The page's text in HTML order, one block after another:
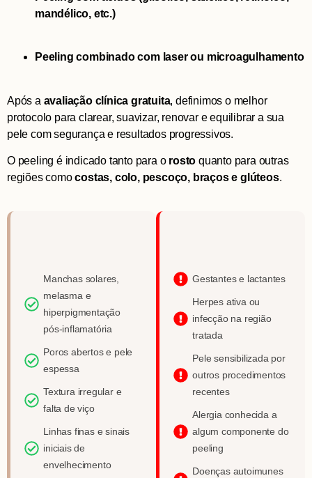
mandélico, etc.)
Peeling combinado com laser ou microagulhamento
Após a avaliação clínica gratuita, definimos o melhor
protocolo para clarear, suavizar, renovar e equilibrar a sua
pele com segurança e resultados progressivos.
O peeling é indicado tanto para o rosto quanto para outras
regiões comocostas, colo, pescoço, braços e glúteos.
Manchas solares,
melasma e
hiperpigmentação
pós-inflamatória
Poros abertos e pele
espessa
Textura irregular e
falta de viço
Linhas finas e sinais
iniciais de
envelhecimento
Gestantes e lactantes
Herpes ativa ou
infecção na região
tratada
Pele sensibilizada por
outros procedimentos
recentes
Alergia conhecida a
algum componente do
peeling
Doenças autoimunes